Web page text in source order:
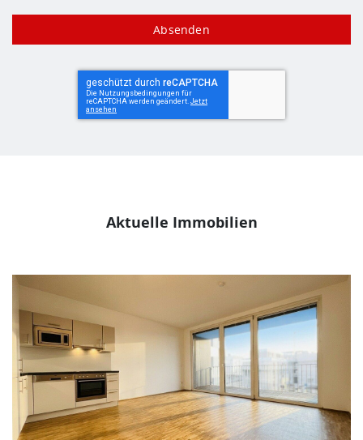
Aktuelle Immobilien